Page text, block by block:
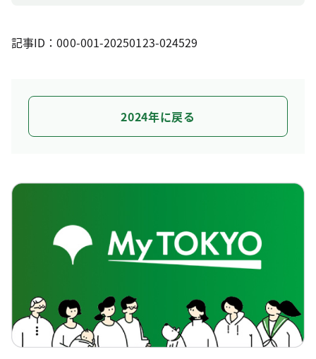
記事ID：000-001-20250123-024529
2024年に戻る